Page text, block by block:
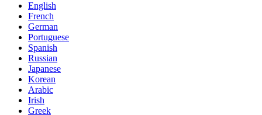
English
French
German
Portuguese
Spanish
Russian
Japanese
Korean
Arabic
Irish
Greek